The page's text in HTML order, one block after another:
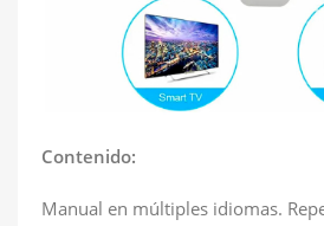
Contenido:
Manual en múltiples idiomas.